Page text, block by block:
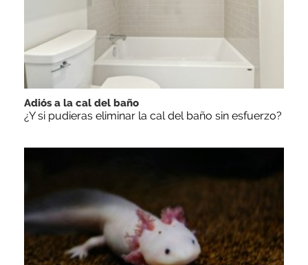
Adiós a la cal del baño
¿Y si pudieras eliminar la cal del baño sin esfuerzo?